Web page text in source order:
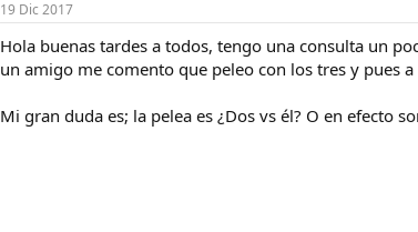
q
u
e
t
s
19 Dic 2017
Hola buenas tardes a todos, tengo una consulta un
un amigo me comento que peleo con los tres y pues
Mi gran duda es; la pelea es ¿Dos vs él? O en efecto